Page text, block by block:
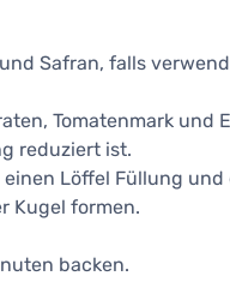
Safran, falls
Tomatenmark und
reduziert ist.
einen Löffel Füllung und
Kugel formen.
backen.